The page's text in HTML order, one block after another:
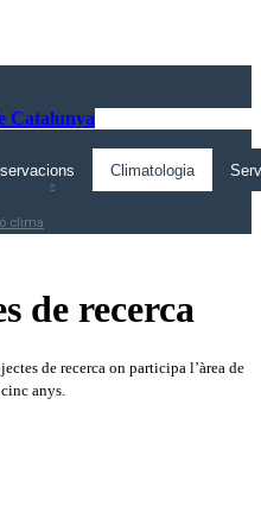
Catalunya
Climatologia
clima
de recerca
de recerca on participa l’àrea de
anys.